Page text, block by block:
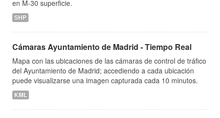
en M-30 superficie.
SHP
Cámaras Ayuntamiento de Madrid - Tiempo Real
Mapa con las ubicaciones de las cámaras de control de tráfico
del Ayuntamiento de Madrid; accediendo a cada ubicación
puede visualizarse una imagen capturada cada 10 minutos.
KML